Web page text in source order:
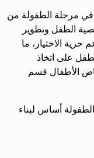
في مرحلة الطفولة من
الطفل وتطوير
حرية الاختيار، ما
على اتخاذ
الأطفال قسم
أساس لبناء